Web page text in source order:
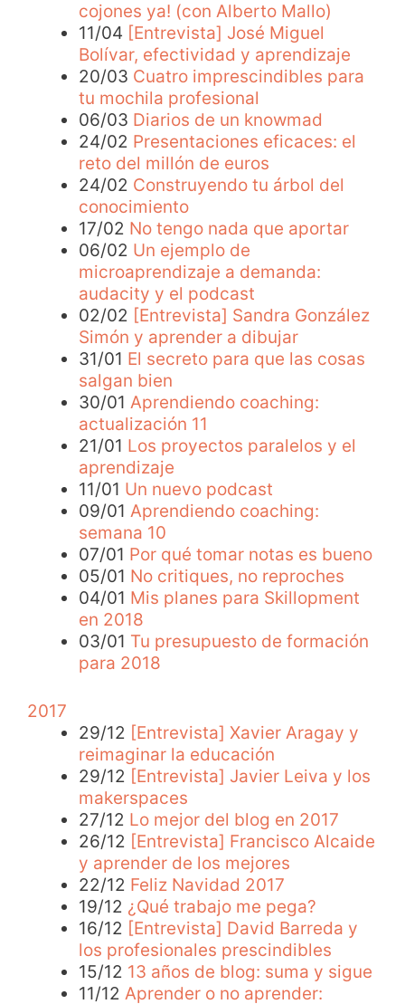
cojones ya! (con Alberto Mallo)
11/04 [Entrevista] José Miguel
Bolívar, efectividad y aprendizaje
20/03 Cuatro imprescindibles para
tu mochila profesional
06/03 Diarios de un knowmad
24/02 Presentaciones eficaces: el
reto del millón de euros
24/02 Construyendo tu árbol del
conocimiento
17/02 No tengo nada que aportar
06/02 Un ejemplo de
microaprendizaje a demanda:
audacity y el podcast
02/02 [Entrevista] Sandra González
Simón y aprender a dibujar
31/01 El secreto para que las cosas
salgan bien
30/01 Aprendiendo coaching:
actualización 11
21/01 Los proyectos paralelos y el
aprendizaje
11/01 Un nuevo podcast
09/01 Aprendiendo coaching:
semana 10
07/01 Por qué tomar notas es bueno
05/01 No critiques, no reproches
04/01 Mis planes para Skillopment
en 2018
03/01 Tu presupuesto de formación
para 2018
2017
29/12 [Entrevista] Xavier Aragay y
reimaginar la educación
29/12 [Entrevista] Javier Leiva y los
makerspaces
27/12 Lo mejor del blog en 2017
26/12 [Entrevista] Francisco Alcaide
y aprender de los mejores
22/12 Feliz Navidad 2017
19/12 ¿Qué trabajo me pega?
16/12 [Entrevista] David Barreda y
los profesionales prescindibles
15/12 13 años de blog: suma y sigue
11/12 Aprender o no aprender: